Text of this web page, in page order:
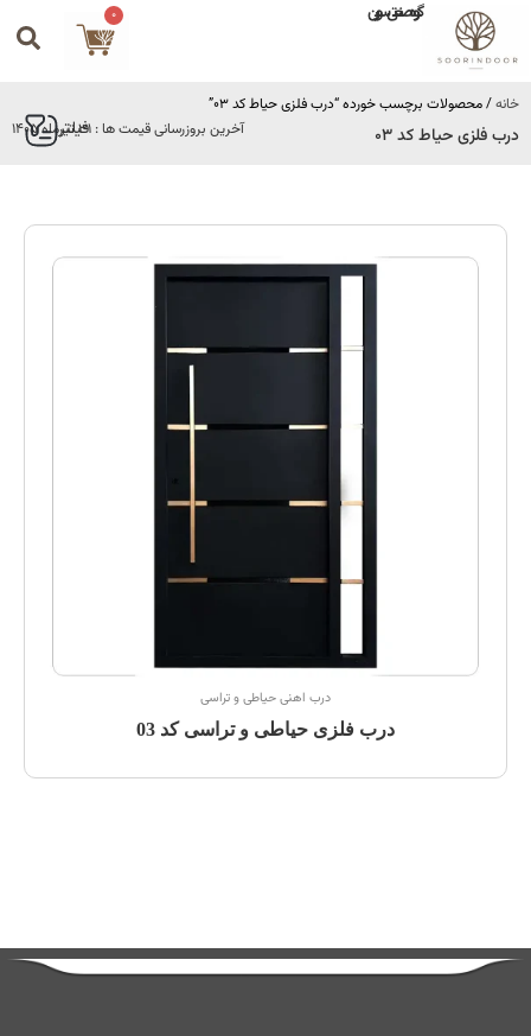
گروه صنعتی سورین 0
خانه/ محصولات برچسب خورده “درب فلزی حیاط کد 03”
فیلتر درب فلزی حیاط کد 03 آخرین بروزرسانی قیمت ها : 31 تیرماه 1405
درب اهنی حیاطی و تراسی
درب فلزی حیاطی و تراسی کد 03